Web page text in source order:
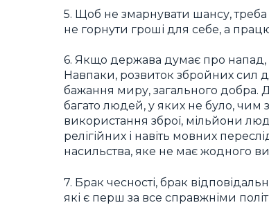
5. Щоб не змарнувати шансу, треба
не горнути гроші для себе, а
6. Якщо держава думає про напад,
Навпаки, розвиток збройних сил
бажання миру, загального добра.
багато людей, у яких не було, чим
використання зброї, мільйони
релігійних і навіть мовних
насильства, яке не має жодного
7. Брак чесності, брак
які є перш за все справжніми